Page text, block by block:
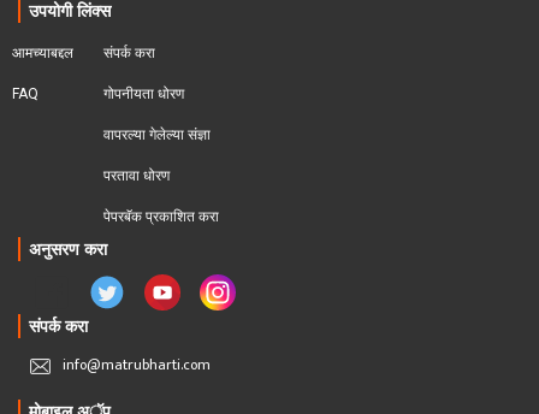
उपयोगी लिंक्स
आमच्याबद्दल
FAQ
संपर्क करा
गोपनीयता धोरण
वापरल्या गेलेल्या संज्ञा
परतावा धोरण
पेपरबॅक प्रकाशित करा
अनुसरण करा
संपर्क करा
info@matrubharti.com